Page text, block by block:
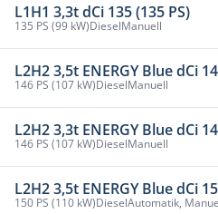
L1H1 3,3t dCi 135 (135 PS)
135 PS (99 kW)DieselManuell
L2H2 3,5t ENERGY Blue dCi
146 PS (107 kW)DieselManuell
L2H2 3,3t ENERGY Blue dCi
146 PS (107 kW)DieselManuell
L2H2 3,5t ENERGY Blue dCi
150 PS (110 kW)DieselAutomatik,